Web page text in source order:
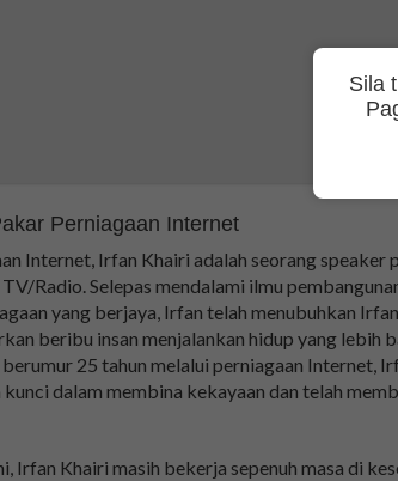
Perniagaan Internet
Internet, Irfan Khairi adalah seorang speaker
Radio. Selepas mendalami ilmu
yang berjaya, Irfan telah menubuhkan
beribu insan menjalankan hidup yang lebih
25 tahun melalui perniagaan Internet,
dalam membina kekayaan dan telah
Irfan Khairi masih bekerja sepenuh masa di
Sila